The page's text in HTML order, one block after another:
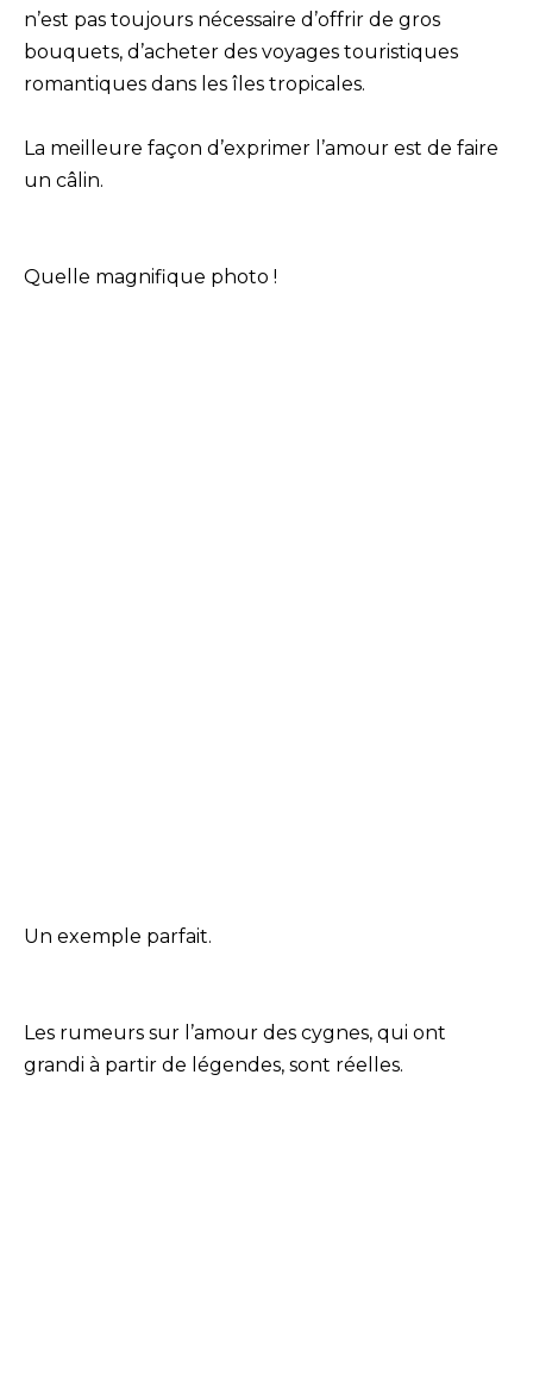
n’est pas toujours nécessaire d’offrir de gros
bouquets, d’acheter des voyages touristiques
romantiques dans les îles tropicales.
La meilleure façon d’exprimer l’amour est de faire
un câlin.
Quelle magnifique photo !
Un exemple parfait.
Les rumeurs sur l’amour des cygnes, qui ont
grandi à partir de légendes, sont réelles.